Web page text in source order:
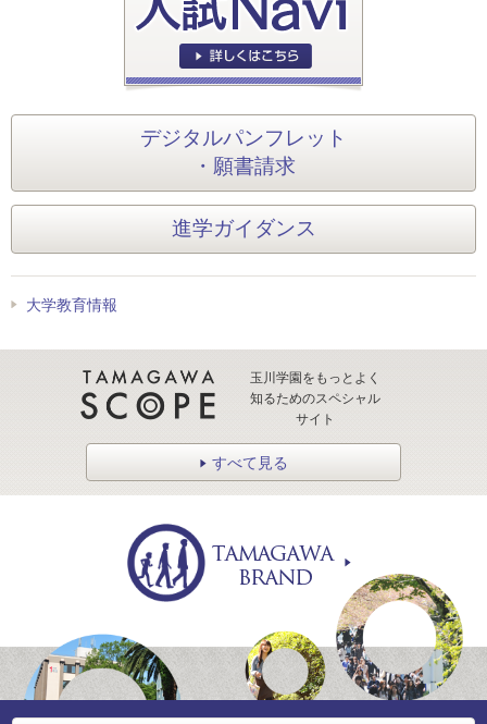
デジタルパンフレット
・願書請求
進学ガイダンス
大学教育情報
玉川学園をもっとよく
知るためのスペシャル
サイト
すべて見る